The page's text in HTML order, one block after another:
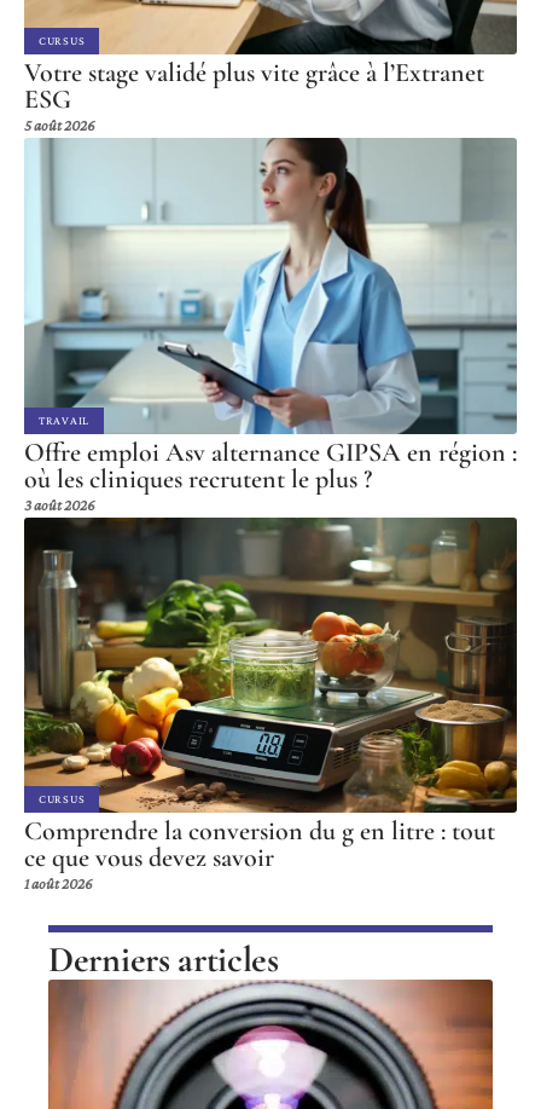
CURSUS
Votre stage validé plus vite grâce à l’Extranet
ESG
5 août 2026
TRAVAIL
Offre emploi Asv alternance GIPSA en région :
où les cliniques recrutent le plus ?
3 août 2026
CURSUS
Comprendre la conversion du g en litre : tout
ce que vous devez savoir
1 août 2026
Derniers articles